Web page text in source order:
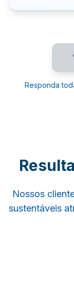
Responda
Nossos
sustentáveis